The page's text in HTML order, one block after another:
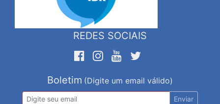
REDES SOCIAIS
Boletim (Digite um email válido)
Enviar